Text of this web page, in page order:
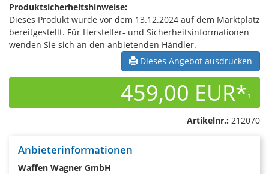
Produktsicherheitshinweise:
Dieses Produkt wurde vor dem 13.12.2024 auf dem Marktplatz
bereitgestellt. Für Hersteller- und Sicherheitsinformationen
wenden Sie sich an den anbietenden Händler.
Dieses Angebot ausdrucken
459,00 EUR*1
Artikelnr.: 212070
Anbieterinformationen
Waffen Wagner GmbH